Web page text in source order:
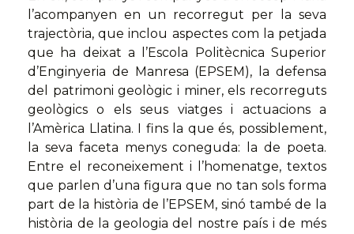
l’acompanyen en un recorregut per la seva
trajectòria, que inclou aspectes com la petjada
que ha deixat a l’Escola Politècnica Superior
d’Enginyeria de Manresa (EPSEM), la defensa
del patrimoni geològic i miner, els recorreguts
geològics o els seus viatges i actuacions a
l’Amèrica Llatina. I fins la que és, possiblement,
la seva faceta menys coneguda: la de poeta.
Entre el reconeixement i l’homenatge, textos
que parlen d’una figura que no tan sols forma
part de la història de l’EPSEM, sinó també de la
història de la geologia del nostre país i de més